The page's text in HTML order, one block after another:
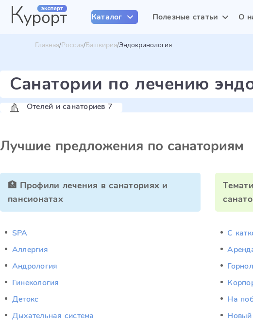
Каталог Полезные статьи О
Главная Россия Башкирия Эндокринология
Санатории по лечению
Отелей и санаториев 7
Лучшие предложения по санаториям
🏥 Профили лечения в санаториях и
пансионатах
SPA
Аллергия
Андрология
Гинекология
Детокс
Дыхательная система
C
На